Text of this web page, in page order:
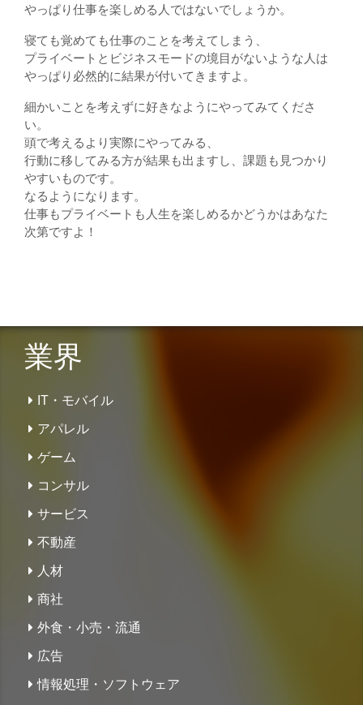
やっぱり仕事を楽しめる人ではないでしょうか。
寝ても覚めても仕事のことを考えてしまう、
プライベートとビジネスモードの境目がないような人は
やっぱり必然的に結果が付いてきますよ。
細かいことを考えずに好きなようにやってみてくださ
い。
頭で考えるより実際にやってみる、
行動に移してみる方が結果も出ますし、課題も見つかり
やすいものです。
なるようになります。
仕事もプライベートも人生を楽しめるかどうかはあなた
次第ですよ！
業界
IT・モバイル
アパレル
ゲーム
コンサル
サービス
不動産
人材
商社
外食・小売・流通
広告
情報処理・ソフトウェア